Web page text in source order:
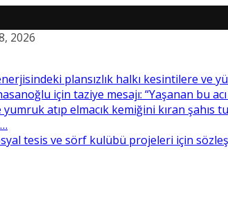
2026
plansızlık halkı kesintilere ve
için taziye mesajı: “Yaşanan bu
yumruk atıp elmacık kemiğini kıran şahıs
tesis ve sörf kulübü projeleri için